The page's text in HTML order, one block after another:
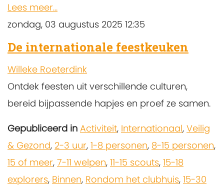
Lees meer...
zondag, 03 augustus 2025 12:35
De internationale feestkeuken
Willeke Roeterdink
Ontdek feesten uit verschillende culturen,
bereid bijpassende hapjes en proef ze samen.
Gepubliceerd in Activiteit, Internationaal, Veilig
& Gezond, 2-3 uur, 1-8 personen, 8-15 personen,
15 of meer, 7-11 welpen, 11-15 scouts, 15-18
explorers, Binnen, Rondom het clubhuis, 15-30